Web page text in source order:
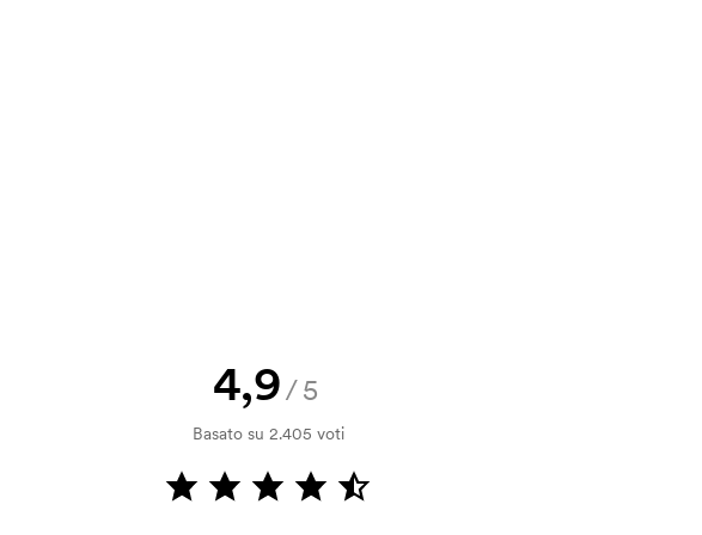
al momento della stampa.
da stampare. Se ripeti lo stesso
4,9/5
Basato su 2.405 voti